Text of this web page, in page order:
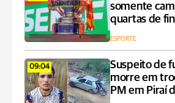
somente
quartas de
ESPORTE
09:04
Suspeito de
morre em
PM em Piraí